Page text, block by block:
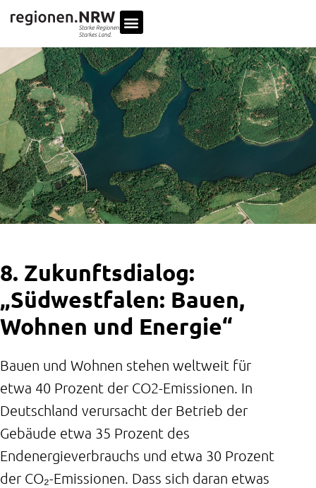
8. Zukunftsdialog:
„Südwestfalen: Bauen,
Wohnen und Energie“
Bauen und Wohnen stehen weltweit für
etwa 40 Prozent der CO2-Emissionen. In
Deutschland verursacht der Betrieb der
Gebäude etwa 35 Prozent des
Endenergieverbrauchs und etwa 30 Prozent
der CO₂-Emissionen. Dass sich daran etwas